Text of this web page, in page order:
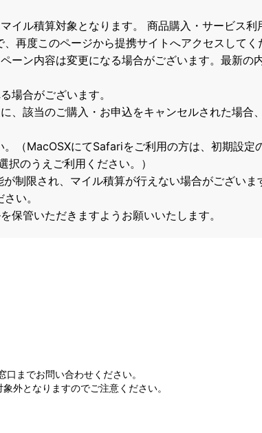
イル積算対象となります。 商品購入・サービス利
再度このページから提携サイトへアクセスしてく
ーン内容は変更になる場合がございます。最新の
場合がございます。
、該当のご購入・お申込をキャンセルされた場合
（MacOSXにてSafariをご利用の方は、初期設定
のうえご利用ください。）
制限され、マイル積算が行えない場合がございま
い。
管いただきますようお願いいたします。
までお問い合わせください。
外となりますのでご注意ください。